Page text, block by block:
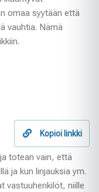
omaa syytään että
vauhtia. Nämä
Kopioi linkki
totean vain, että
ja kun linjauksia ym.
vastuuhenkilöt, niille